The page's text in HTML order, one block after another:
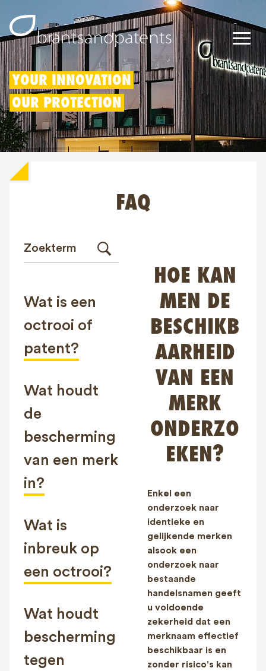
Octrooien
Merken
Modellen
Contact
Client login
YOUR INNOVATION
OUR PROTECTION
FAQ
Wat is een
octrooi of
patent?
Wat houdt
de
bescherming
van een merk
in?
Wat is
inbreuk op
een octrooi?
Wat houdt
bescherming
tegen
HOE KAN
MEN DE
BESCHIKB
AARHEID
VAN EEN
MERK
ONDERZO
EKEN?
Enkel een
onderzoek naar
identieke en
gelijkende merken
alsook een
onderzoek naar
bestaande
handelsnamen geeft
u voldoende
zekerheid dat een
merknaam effectief
beschikbaar is en
zonder risico's kan